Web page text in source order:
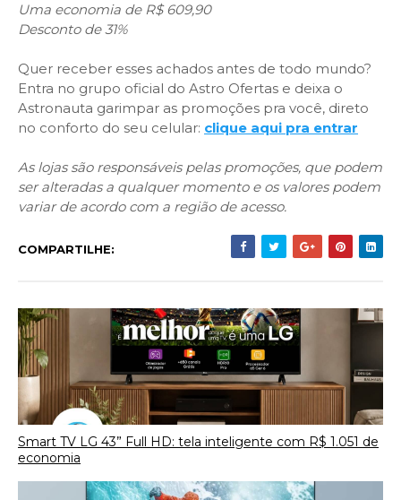
Uma economia de R$ 609,90
Desconto de 31%
Quer receber esses achados antes de todo mundo?
Entra no grupo oficial do Astro Ofertas e deixa o
Astronauta garimpar as promoções pra você, direto
no conforto do seu celular: clique aqui pra entrar
As lojas são responsáveis pelas promoções, que podem
ser alteradas a qualquer momento e os valores podem
variar de acordo com a região de acesso.
COMPARTILHE:
Smart TV LG 43” Full HD: tela inteligente com R$ 1.051 de
economia